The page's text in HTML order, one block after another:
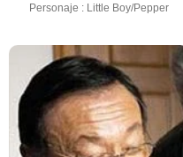
Personaje : Little Boy/Pepper